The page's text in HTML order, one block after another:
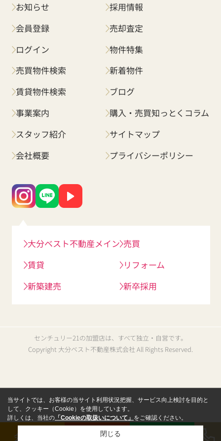
お知らせ
会員登録
ログイン
売買物件検索
賃貸物件検索
事業案内
スタッフ紹介
会社概要
採用情報
売却査定
物件特集
新着物件
ブログ
購入・売買知っとくコラム
サイトマップ
プライバシーポリシー
大分ベスト不動産メイン
賃貸
新築建売
売買
リフォーム
新卒採用
センチュリー21の加盟店は、すべて独立・自営です。
Copyright 大分ベスト不動産株式会社 All Rights Reserved.
会員登録 来店予約
当サイトでは、お客様の当サイト利用状況把握、サービス向上検討を目的と
して、クッキー（Cookie）を使用しています。
詳しくは、当社の 「Cookieの取扱いについて」 をご確認ください。
閉じる